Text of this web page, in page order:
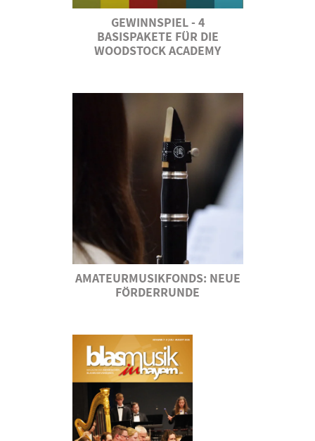
GEWINNSPIEL - 4
BASISPAKETE FÜR DIE
WOODSTOCK ACADEMY
AMATEURMUSIKFONDS: NEUE
FÖRDERRUNDE